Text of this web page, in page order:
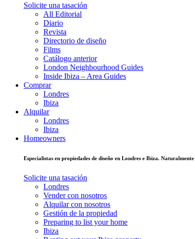
Solicite una tasación
All Editorial
Diario
Revista
Directorio de diseño
Films
Catálogo anterior
London Neighbourhood Guides
Inside Ibiza – Area Guides
Comprar
Londres
Ibiza
Alquilar
Londres
Ibiza
Homeowners
Especialistas en propiedades de diseño en Londres e Ibiza.
Solicite una tasación
Londres
Vender con nosotros
Alquilar con nosotros
Gestión de la propiedad
Preparing to list your home
Ibiza